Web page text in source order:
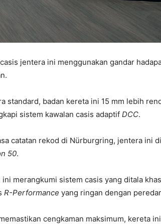
jentera ini menggunakan gandar
standard, badan kereta ini 15 mm lebih
sistem kawalan casis adaptif DCC.
catatan rekod di Nürburgring, jentera ini
50.
ini merangkumi sistem casis yang ditala
R-Performance yang ringan dengan
cengkaman maksimum, kereta